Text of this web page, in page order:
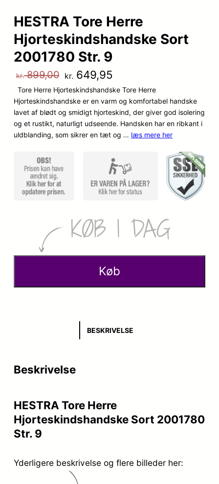
HESTRA Tore Herre
Hjorteskindshandske Sort
2001780 Str. 9
kr.899,00 D
e
n
o
l
i
v
a
:
kr. 649,95
e
n
a
t
u
e
p
s
k
r
Tore Herre Hjorteskindshandske Tore Herre
Hjorteskindshandske er en varm og komfortabel handske
lavet af blødt og smidigt hjorteskind, der giver god isolering
og et rustikt, naturligt udseende. Handsken har en ribkant i
uldblanding, som sikrer en tæt og … læs mere her
Køb
BESKRIVELSE
Beskrivelse
HESTRA Tore Herre
Hjorteskindshandske Sort 2001780
Str. 9
Yderligere beskrivelse og flere billeder her: